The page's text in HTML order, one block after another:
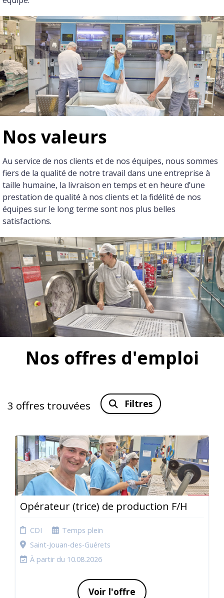
Nos valeurs
Au service de nos clients et de nos équipes, nous sommes
fiers de la qualité de notre travail dans une entreprise à
taille humaine, la livraison en temps et en heure d’une
prestation de qualité à nos clients et la fidélité de nos
équipes sur le long terme sont nos plus belles
satisfactions.
Nos offres d'emploi
3 offres trouvées Filtres
Opérateur (trice) de production F/H
CDI
Temps plein
Saint-Jouan-des-Guérets
À partir du 10.08.2026
Voir l'offre